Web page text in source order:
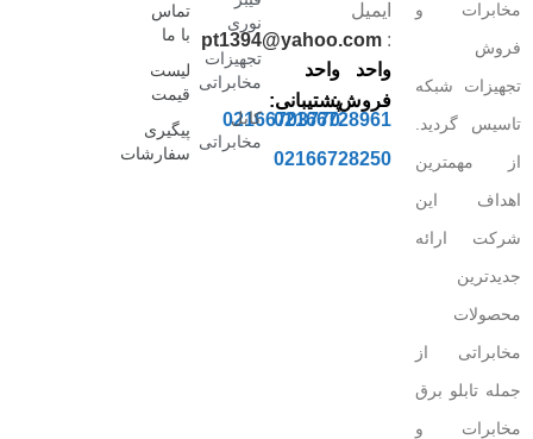
مخابرات و
فروش
تجهیزات شبکه
تاسیس گردید.
از مهمترین
اهداف این
شرکت ارائه
جدیدترین
محصولات
مخابراتی از
جمله تابلو برق
مخابرات و
ایمیل
:
pt1394@yahoo.com
واحد
فروش:
02166728961
02166728250
واحد
پشتیبانی:
02166703770
نوری
تجهیزات
مخابراتی
کابل
مخابراتی
تماس
با ما
لیست
قیمت
پیگیری
سفارشات